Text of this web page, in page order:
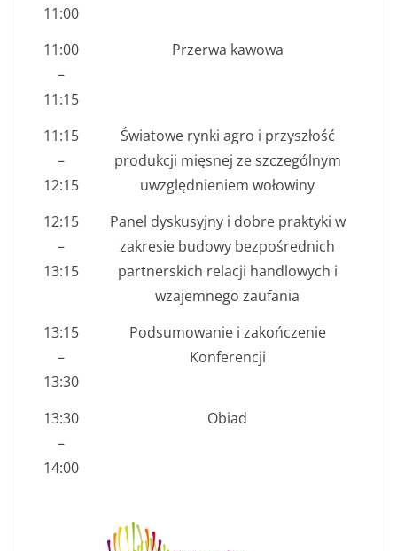
11:00
11:00
–
11:15
Przerwa kawowa
11:15
–
12:15
Światowe rynki agro i przyszłość
produkcji mięsnej ze szczególnym
uwzględnieniem wołowiny
12:15
–
13:15
Panel dyskusyjny i dobre praktyki w
zakresie budowy bezpośrednich
partnerskich relacji handlowych i
wzajemnego zaufania
13:15
–
13:30
Podsumowanie i zakończenie
Konferencji
13:30
–
14:00
Obiad